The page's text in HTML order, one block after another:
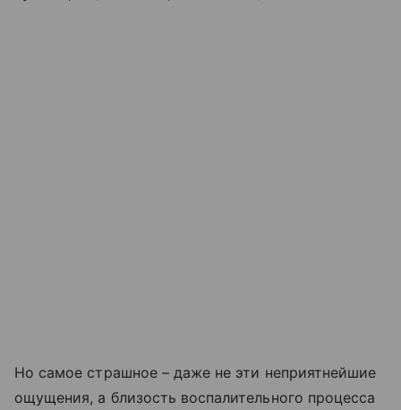
Но самое страшное – даже не эти неприятнейшие
ощущения, а близость воспалительного процесса